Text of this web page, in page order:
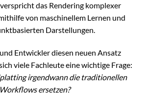
das Rendering komplexer
von maschinellem Lernen und
Darstellungen.
Entwickler diesen neuen Ansatz
viele Fachleute eine wichtige Frage:
irgendwann die traditionellen
ersetzen?